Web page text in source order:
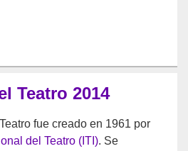
Teatro 2014
fue creado en 1961 por
del Teatro (ITI). Se